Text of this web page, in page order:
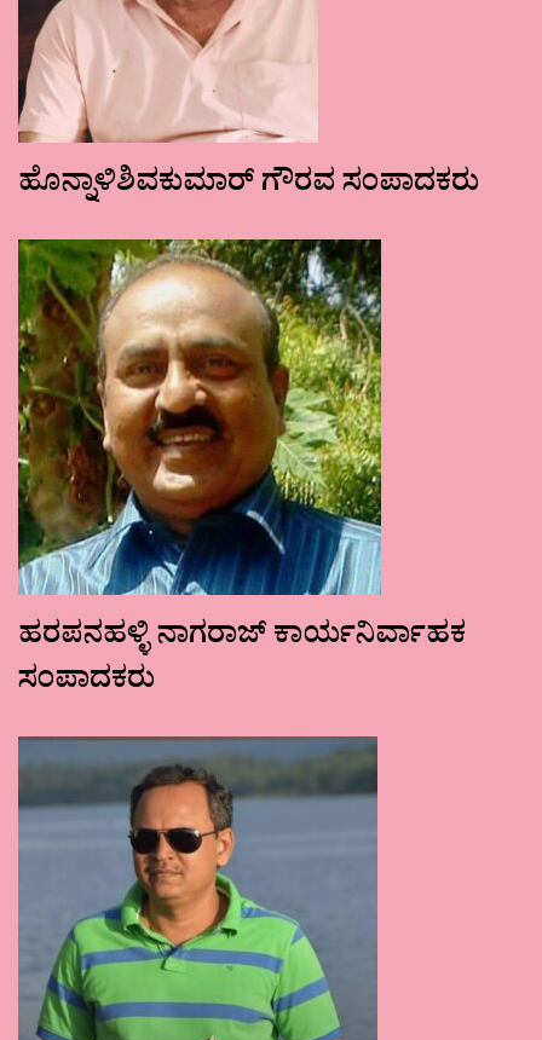
ಹೊನ್ನಾಳಿಶಿವಕುಮಾರ್ ಗೌರವ ಸಂಪಾದಕರು
ಹರಪನಹಳ್ಳಿ ನಾಗರಾಜ್ ಕಾರ್ಯನಿರ್ವಾಹಕ
ಸಂಪಾದಕರು